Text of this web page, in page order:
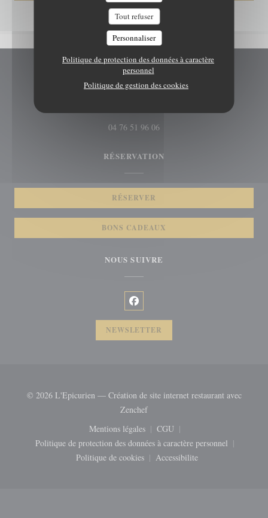
Tout refuser
Personnaliser
Politique de protection des données à caractère
personnel
Politique de gestion des cookies
L'Epicurien
((ouvre une
04 76 51 96 06
RÉSERVATION
RÉSERVER
BONS CADEAUX
NOUS SUIVRE
Facebook ((ouvre une nouvelle
NEWSLETTER
© 2026 L'Epicurien — Création de site internet restaurant avec
Zenchef((ouvre une nouvelle fenêtre))
Mentions légales
((ouvre une nouvelle fenêtre))
CGU
((ouvre une nouvelle
Politique de protection des données à caractère personnel
((ouvre une nouvelle fenêtre))
Politique de cookies
((ouvre une nouvelle fenêtre))
Accessibilite
((ouvre une nouvelle